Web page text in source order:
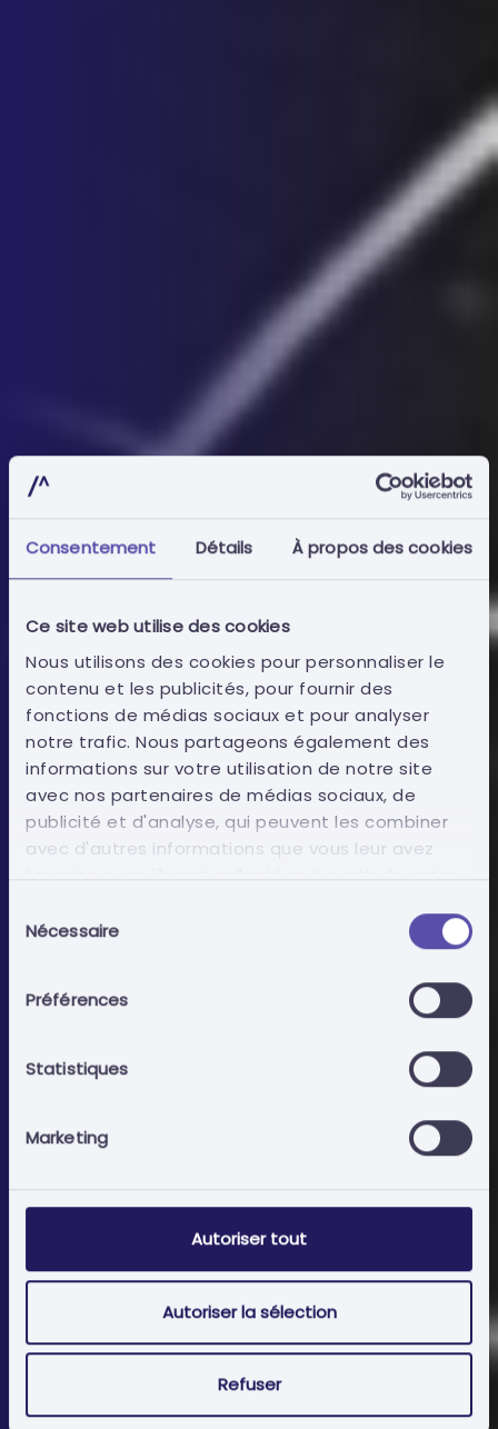
Consentement Détails À propos des cookies
Ce site web utilise des cookies
Nous utilisons des cookies pour personnaliser le
contenu et les publicités, pour fournir des
fonctions de médias sociaux et pour analyser
notre trafic. Nous partageons également des
informations sur votre utilisation de notre site
avec nos partenaires de médias sociaux, de
publicité et d'analyse, qui peuvent les combiner
avec d'autres informations que vous leur avez
duNécessaire
Préférences
Statistiques
Marketing
Autoriser tout
Autoriser la sélection
Refuser
Promouvoir les affaires publiques
avec l'Intelligence Artificielle
La connaissance des données des marchés
publics générée à partir de l'intelligence
Atteignez vos objectifs les plus ambitieux.
Entrez dans une économie dynamique et compétitive.